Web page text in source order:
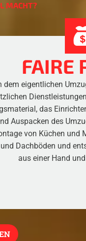
MACHT?
FAIRE
dem eigentlichen
das
Auspacken des
von Küchen und
Dachböden und
aus einer Hand